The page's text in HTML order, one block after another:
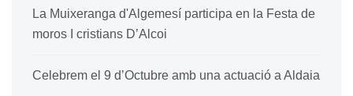
La Muixeranga d'Algemesí participa en la Festa de
moros I cristians D’Alcoi
Celebrem el 9 d’Octubre amb una actuació a Aldaia